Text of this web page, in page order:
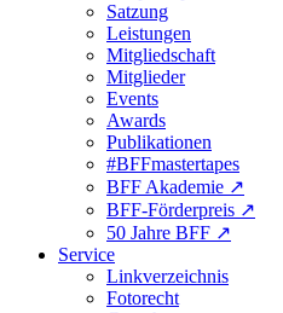
Satzung
Leistungen
Mitgliedschaft
Mitglieder
Events
Awards
Publikationen
#BFFmastertapes
BFF Akademie ↗︎
BFF-Förderpreis ↗︎
50 Jahre BFF ↗︎
Service
Linkverzeichnis
Fotorecht